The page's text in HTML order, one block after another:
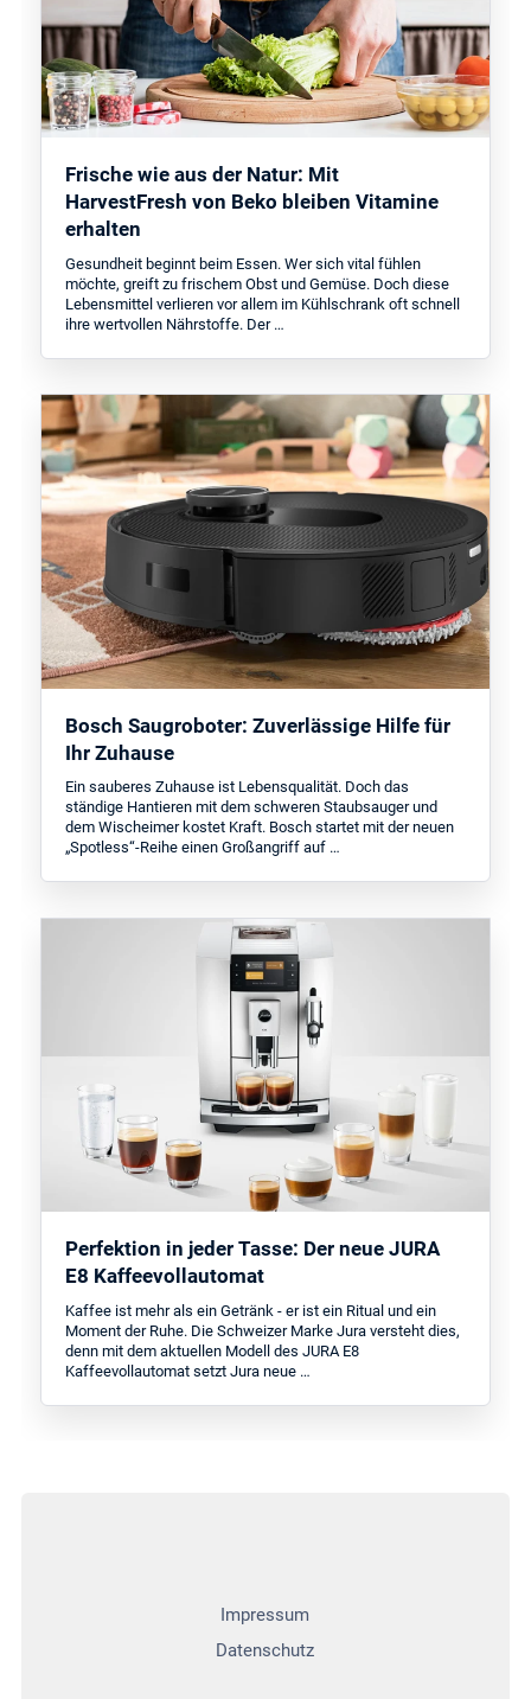
Frische wie aus der Natur: Mit
HarvestFresh von Beko bleiben Vitamine
erhalten
Gesundheit beginnt beim Essen. Wer sich vital fühlen
möchte, greift zu frischem Obst und Gemüse. Doch diese
Lebensmittel verlieren vor allem im Kühlschrank oft schnell
ihre wertvollen Nährstoffe. Der …
Bosch Saugroboter: Zuverlässige Hilfe für
Ihr Zuhause
Ein sauberes Zuhause ist Lebensqualität. Doch das
ständige Hantieren mit dem schweren Staubsauger und
dem Wischeimer kostet Kraft. Bosch startet mit der neuen
„Spotless“-Reihe einen Großangriff auf …
Perfektion in jeder Tasse: Der neue JURA
E8 Kaffeevollautomat
Kaffee ist mehr als ein Getränk - er ist ein Ritual und ein
Moment der Ruhe. Die Schweizer Marke Jura versteht dies,
denn mit dem aktuellen Modell des JURA E8
Kaffeevollautomat setzt Jura neue …
Impressum
Datenschutz